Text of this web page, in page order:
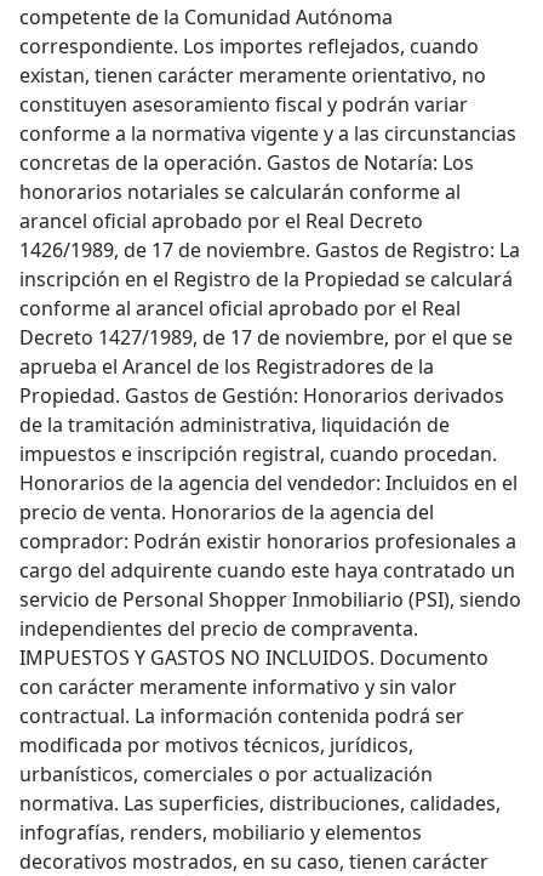
competente de la Comunidad Autónoma
correspondiente. Los importes reflejados, cuando
existan, tienen carácter meramente orientativo, no
constituyen asesoramiento fiscal y podrán variar
conforme a la normativa vigente y a las circunstancias
concretas de la operación. Gastos de Notaría: Los
honorarios notariales se calcularán conforme al
arancel oficial aprobado por el Real Decreto
1426/1989, de 17 de noviembre. Gastos de Registro: La
inscripción en el Registro de la Propiedad se calculará
conforme al arancel oficial aprobado por el Real
Decreto 1427/1989, de 17 de noviembre, por el que se
aprueba el Arancel de los Registradores de la
Propiedad. Gastos de Gestión: Honorarios derivados
de la tramitación administrativa, liquidación de
impuestos e inscripción registral, cuando procedan.
Honorarios de la agencia del vendedor: Incluidos en el
precio de venta. Honorarios de la agencia del
comprador: Podrán existir honorarios profesionales a
cargo del adquirente cuando este haya contratado un
servicio de Personal Shopper Inmobiliario (PSI), siendo
independientes del precio de compraventa.
IMPUESTOS Y GASTOS NO INCLUIDOS. Documento
con carácter meramente informativo y sin valor
contractual. La información contenida podrá ser
modificada por motivos técnicos, jurídicos,
urbanísticos, comerciales o por actualización
normativa. Las superficies, distribuciones, calidades,
infografías, renders, mobiliario y elementos
decorativos mostrados, en su caso, tienen carácter